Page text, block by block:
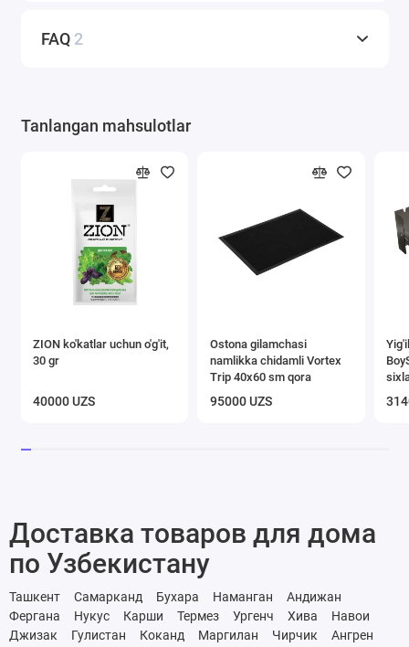
FAQ 2
Tanlangan mahsulotlar
ZION ko'katlar uchun o'g'it,
30 gr
40000 UZS
Ostona gilamchasi
namlikka chidamli Vortex
Trip 40х60 sm qora
95000 UZS
Доставка товаров для дома
по Узбекистану
Ташкент Самарканд Бухара Наманган
Андижан
Фергана
Нукус Карши Термез Ургенч Хива
Навои
Джизак
Гулистан Коканд Маргилан Чирчик Ангрен